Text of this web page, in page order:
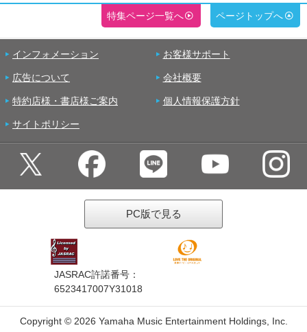
特集ページ一覧へ ページトップへ
インフォメーション お客様サポート
広告について 会社概要
特約店様・書店様ご案内 個人情報保護方針
サイトポリシー
PC版で見る
JASRAC許諾番号：
6523417007Y31018
Copyright © 2026 Yamaha Music Entertainment Holdings, Inc.